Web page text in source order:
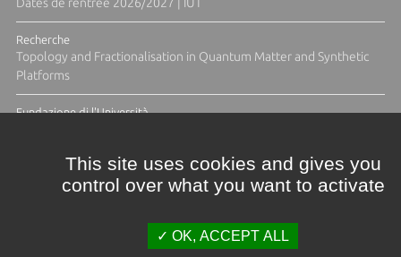
Recherche
Topology and Fractionalisation in Quantum Matter and Synthetic
Platforms
Fundazione di l'Università
This site uses cookies and gives you
control over what you want to activate
OK, ACCEPT ALL